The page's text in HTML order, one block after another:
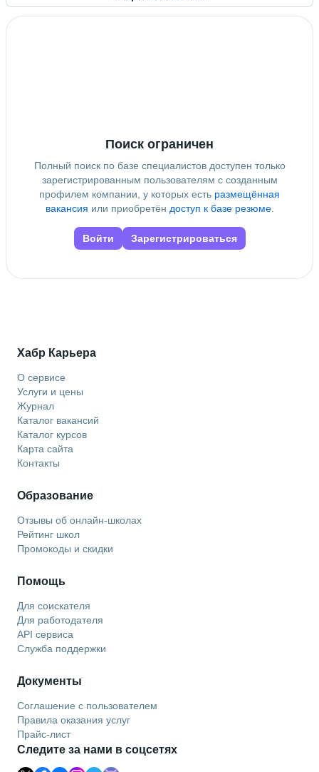
Английский В1
Поиск ограничен
Полный поиск по базе специалистов доступен только
зарегистрированным пользователям с созданным
профилем компании, у которых есть размещённая
вакансия или приобретён доступ к базе резюме.
Войти Зарегистрироваться
Хабр Карьера
О сервисе
Услуги и цены
Журнал
Каталог вакансий
Каталог курсов
Карта сайта
Контакты
Образование
Отзывы об онлайн-школах
Рейтинг школ
Промокоды и скидки
Помощь
Для соискателя
Для работодателя
API сервиса
Служба поддержки
Документы
Соглашение с пользователем
Правила оказания услуг
Прайс-лист
Следите за нами в соцсетях